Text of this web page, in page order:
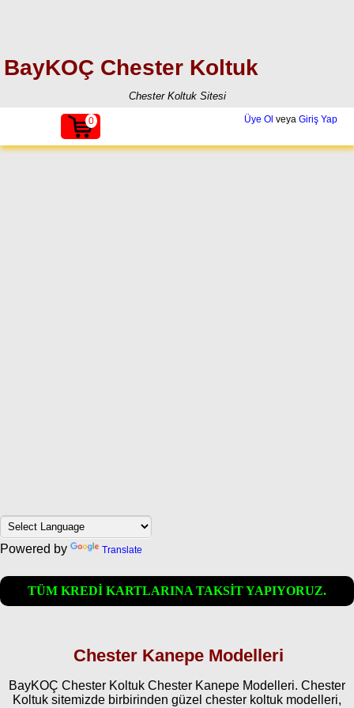
BayKOÇ Chester Koltuk
Chester Koltuk Sitesi
0 Üye Ol veya Giriş Yap
Powered by Translate
TÜM KREDİ KARTLARINA TAKSİT YAPIYORUZ.
Chester Kanepe Modelleri
BayKOÇ Chester Koltuk Chester Kanepe Modelleri. Chester
Koltuk sitemizde birbirinden güzel chester koltuk modelleri,